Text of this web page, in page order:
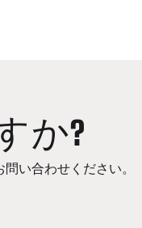
か?
い合わせください。